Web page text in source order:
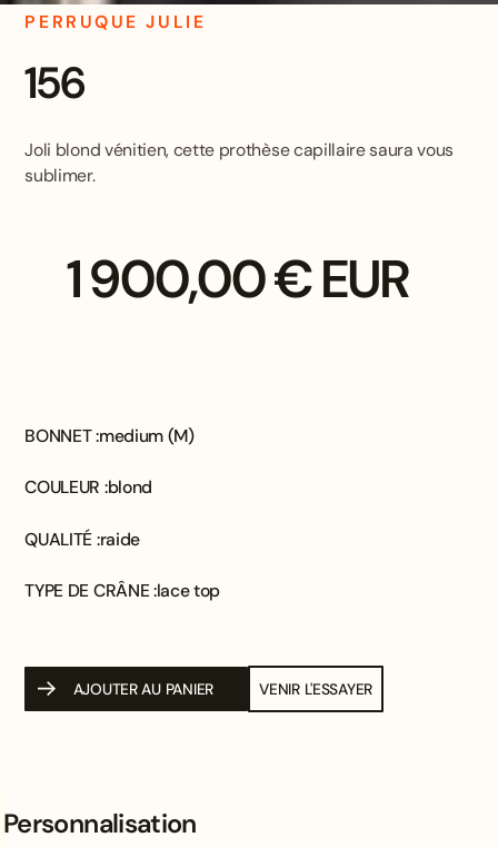
PERRUQUE JULIE
156
Joli blond vénitien, cette prothèse capillaire saura vous
sublimer.
1 900,00 € EUR
BONNET :medium (M)
COULEUR :blond
QUALITÉ :raide
TYPE DE CRÂNE :lace top
AJOUTER AU PANIER VENIR L'ESSAYER
Personnalisation